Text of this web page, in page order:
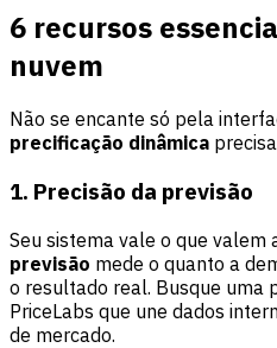
6 recursos
nuvem
Não se encante só pela
precificação dinâmica
1. Precisão da previsão
Seu sistema vale o que valem
previsão mede o quanto a
o resultado real. Busque uma
PriceLabs que une dados
de mercado.